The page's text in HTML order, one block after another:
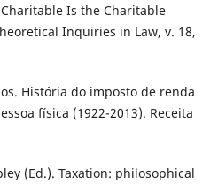
Charitable Is the Charitable
Inquiries in Law, v. 18,
História do imposto de renda
física (1922-2013). Receita
(Ed.). Taxation: philosophical